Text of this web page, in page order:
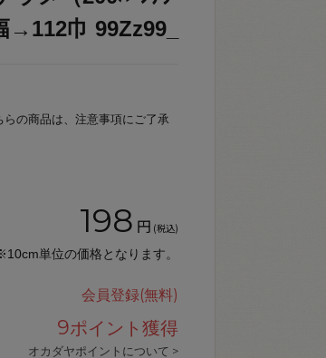
巾 99Zz99_
商品は、注意事項にご了承
198 円 (税込)
単位の価格となります。
会員登録(無料)
9ポイント獲得
オカダヤポイントについて >